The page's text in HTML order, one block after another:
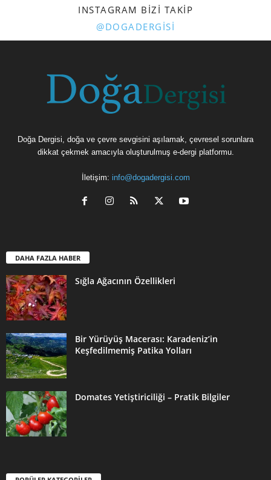
INSTAGRAM BIZI TAKIP
@DOGADERGISI
Doğa Dergisi, doğa ve çevre sevgisini aşılamak, çevresel sorunlara
dikkat çekmek amacıyla oluşturulmuş e-dergi platformu.
İletişim: info@dogadergisi.com
DAHA FAZLA HABER
Sığla Ağacının Özellikleri
Bir Yürüyüş Macerası: Karadeniz’in
Keşfedilmemiş Patika Yolları
Domates Yetiştiriciliği – Pratik Bilgiler